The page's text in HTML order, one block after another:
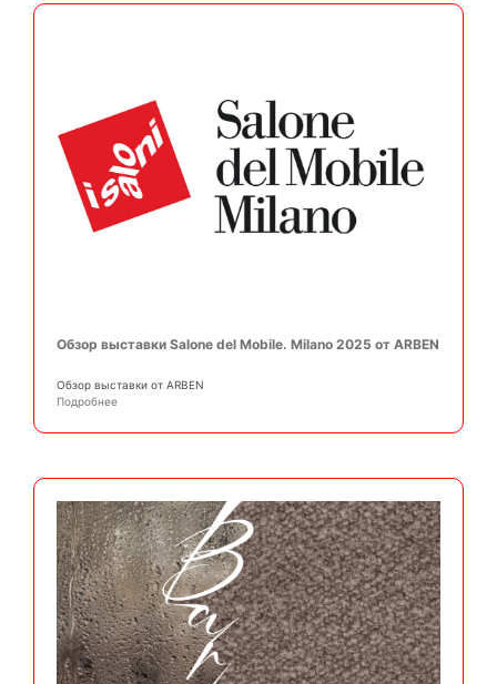
Обзор выставки Salone del Mobile. Milano 2025 от ARBEN
Обзор выставки от ARBEN
Подробнее